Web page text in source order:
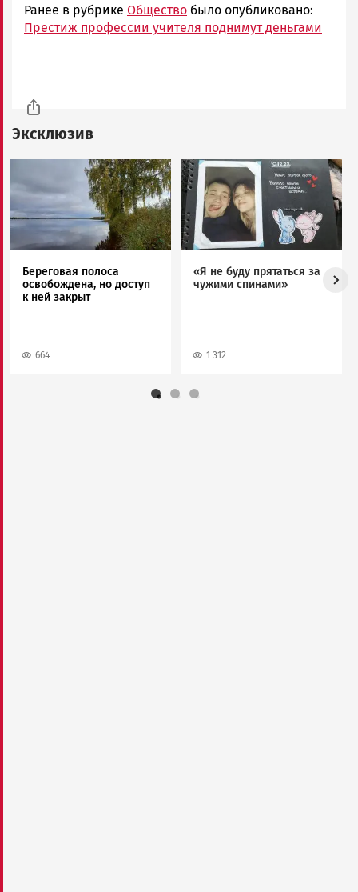
Ранее в рубрике Общество было опубликовано:
Престиж профессии учителя поднимут деньгами
Эксклюзив
Береговая полоса
освобождена, но доступ
к ней закрыт
664
Image
«Я не буду прятаться за
чужими спинами»
1 312